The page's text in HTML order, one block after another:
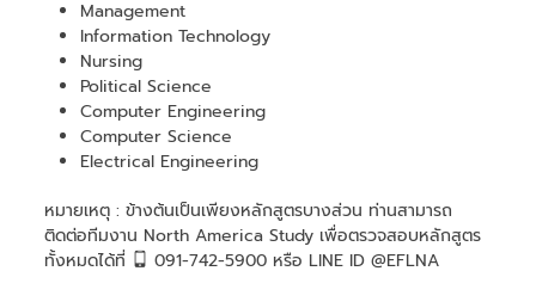
Management
Information Technology
Nursing
Political Science
Computer Engineering
Computer Science
Electrical Engineering
หมายเหตุ : ข้างต้นเป็นเพียงหลักสูตรบางส่วน ท่านสามารถ
ติดต่อทีมงาน North America Study เพื่อตรวจสอบหลักสูตร
ทั้งหมดได้ที่
091-742-5900 หรือ LINE ID @EFLNA